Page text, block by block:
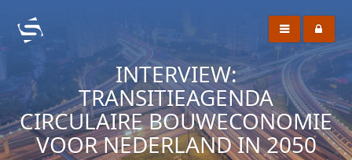
INTERVIEW:
TRANSITIEAGENDA
CIRCULAIRE BOUWECONOMIE
VOOR NEDERLAND IN 2050